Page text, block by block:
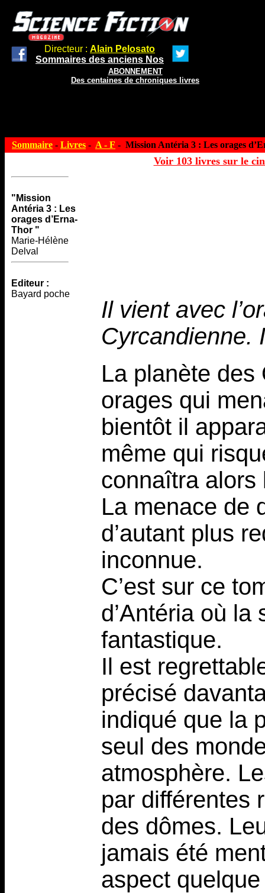
Directeur : Alain Pelosato
Sommaires des anciens Nos
ABONNEMENT
Des centaines de chroniques livres
Sommaire - Livres - A - F - Mission Antéria 3 : Les orages
Voir 103 livres sur le
"Mission
Antéria 3 : Les
orages d’Erna-
Thor "
Marie-Hélène
Delval
Editeur :
Bayard poche
Il vient avec
Cyrcandienne.
La planète des
orages qui
bientôt il
même qui
connaîtra alors
La menace de
d’autant plus
inconnue.
C’est sur ce
d’Antéria où
fantastique.
Il est
précisé
indiqué que la
seul des
atmosphère.
par différentes
des dômes.
jamais été
aspect